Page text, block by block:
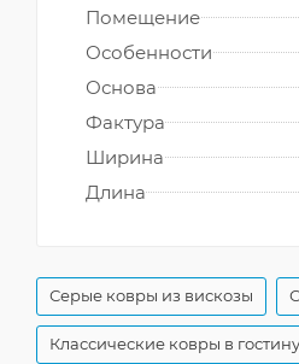
Помещение
Особенности
Основа
Фактура
Ширина
Длина
Серые ковры из вискозы
Классические ковры в